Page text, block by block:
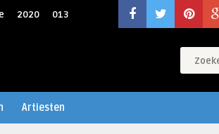
2020 013
Artiesten